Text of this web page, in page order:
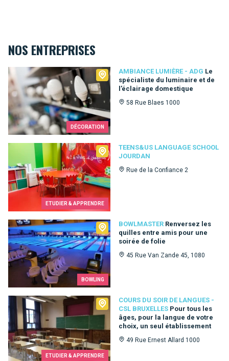
NOS ENTREPRISES
DÉCORATION
AMBIANCE LUMIÈRE - ADG Le
spécialiste du luminaire et de
l’éclairage domestique
58 Rue Blaes 1000
Ambiance Lumière - ADG
ETUDIER & APPRENDRE
TEENS&US LANGUAGE SCHOOL
JOURDAN
Rue de la Confiance 2
Teens&Us language school Jourdan
BOWLING
BOWLMASTER Renversez les
quilles entre amis pour une
soirée de folie
45 Rue Van Zande 45, 1080
Bowlmaster
ETUDIER & APPRENDRE
COURS DU SOIR DE LANGUES -
CSL BRUXELLES Pour tous les
âges, pour la langue de votre
choix, un seul établissement
49 Rue Ernest Allard 1000
Cours du Soir de Langues - CSL Bruxelles